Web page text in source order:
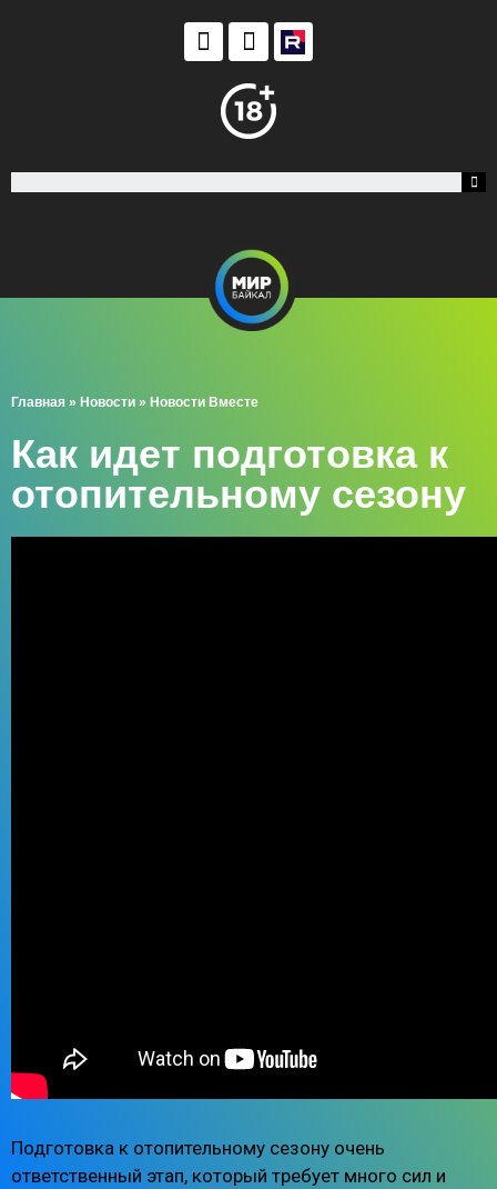
Главная » Новости » Новости Вместе
Как идет подготовка к
отопительному сезону
Подготовка к отопительному сезону очень
ответственный этап, который требует много сил и